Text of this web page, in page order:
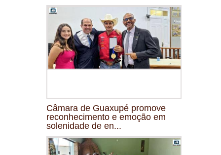
Câmara de Guaxupé promove
reconhecimento e emoção em
solenidade de en...